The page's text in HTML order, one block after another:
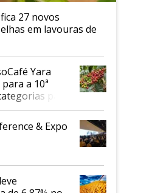
27 novos
em lavouras de
Yara
a 10ª
para
& Expo